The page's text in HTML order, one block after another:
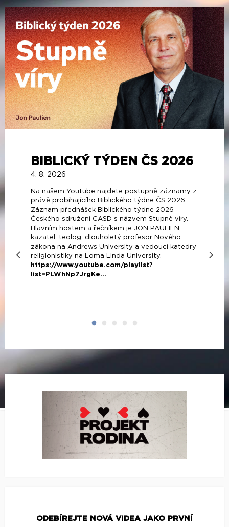
BIBLICKÝ TÝDEN ČS 2026
4. 8. 2026
Na našem Youtube najdete postupně záznamy z
právě probíhajícího Biblického týdne ČS 2026.
Záznam přednášek Biblického týdne 2026
Českého sdružení CASD s názvem Stupně víry.
Hlavním hostem a řečníkem je JON PAULIEN,
kazatel, teolog, dlouholetý profesor Nového
zákona na Andrews University a vedoucí katedry
religionistiky na Loma Linda University.
https://www.youtube.com/playlist?
list=PLWhNp7JrgKe...
ODEBÍREJTE NOVÁ VIDEA JAKO PRVNÍ